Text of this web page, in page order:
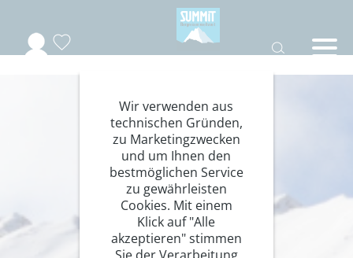
Wir verwenden aus
technischen Gründen,
zu Marketingzwecken
und um Ihnen den
bestmöglichen Service
zu gewährleisten
Cookies. Mit einem
Klick auf "Alle
akzeptieren" stimmen
Sie der Verarbeitung